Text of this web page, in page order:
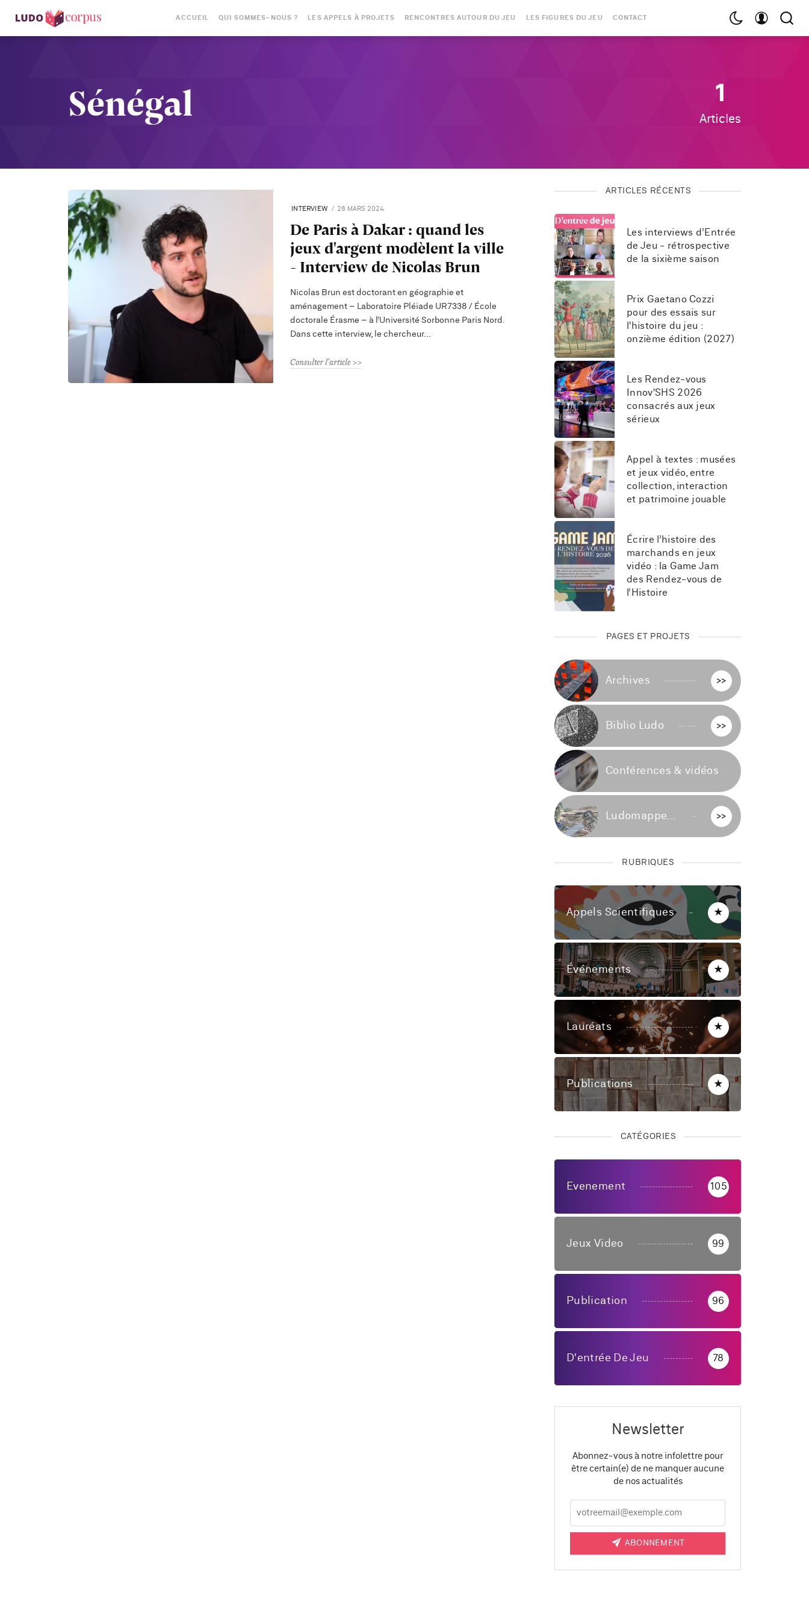
ACCUEIL QUI SOMMES-NOUS ? LES APPELS À PROJETS RENCONTRES AUTOUR DU JEU LES FIGURES DU JEU CONTACT
Sénégal 1
Articles
INTERVIEW 28 MARS 2024
De Paris à Dakar : quand les
jeux d'argent modèlent la ville
- Interview de Nicolas Brun
Nicolas Brun est doctorant en géographie et
aménagement – Laboratoire Pléiade UR7338 / École
doctorale Érasme – à l’Université Sorbonne Paris Nord.
Dans cette interview, le chercheur
Consulter l'article
ARTICLES RÉCENTS
Les interviews d’Entrée
de Jeu - rétrospective
de la sixième saison
Prix Gaetano Cozzi
pour des essais sur
l'histoire du jeu :
onzième édition (2027)
Les Rendez-vous
Innov'SHS 2026
consacrés aux jeux
sérieux
Appel à textes : musées
et jeux vidéo, entre
collection, interaction
et patrimoine jouable
Écrire l’histoire des
marchands en jeux
vidéo : la Game Jam
des Rendez-vous de
l’Histoire
PAGES ET PROJETS
Archives >>
Biblio Ludo >>
Conférences & vidéos
Ludomappe... >>
RUBRIQUES
Appels Scientifiques ★
Événements ★
Lauréats ★
Publications ★
CATÉGORIES
Evenement 105
Jeux Video 99
Publication 96
D'entrée De Jeu 78
Newsletter
Abonnez-vous à notre infolettre pour
être certain(e) de ne manquer aucune
de nos actualités
ABONNEMENT